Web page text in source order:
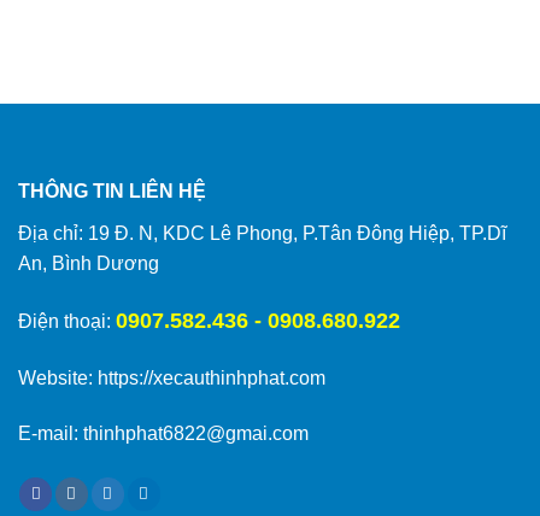
THÔNG TIN LIÊN HỆ
Địa chỉ: 19 Đ. N, KDC Lê Phong, P.Tân Đông Hiệp, TP.Dĩ
An, Bình Dương
Điện thoại: 0907.582.436 - 0908.680.922
Website: https://xecauthinhphat.com
E-mail: thinhphat6822@gmai.com